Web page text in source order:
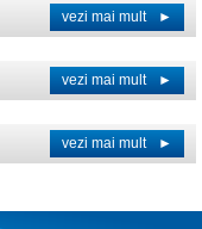
vezi mai mult ►
vezi mai mult ►
vezi mai mult ►